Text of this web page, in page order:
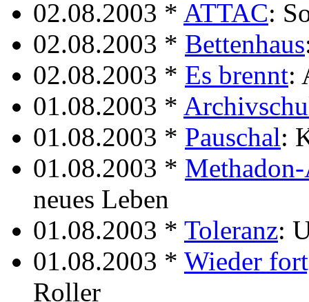
02.08.2003 * ATTAC:
02.08.2003 * Bettenhaus
02.08.2003 * Es brennt:
01.08.2003 *
01.08.2003 * Pauschal:
01.08.2003 *
neues Leben
01.08.2003 * Toleranz:
01.08.2003 * Wieder
Roller